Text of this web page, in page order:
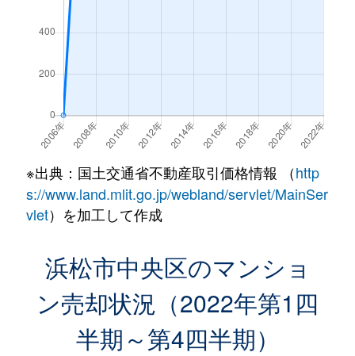
※出典：国土交通省不動産取引価格情報 （http
s://www.land.mlit.go.jp/webland/servlet/MainSer
vlet）を加工して作成
浜松市中央区のマンショ
ン売却状況（2022年第1四
半期～第4四半期）